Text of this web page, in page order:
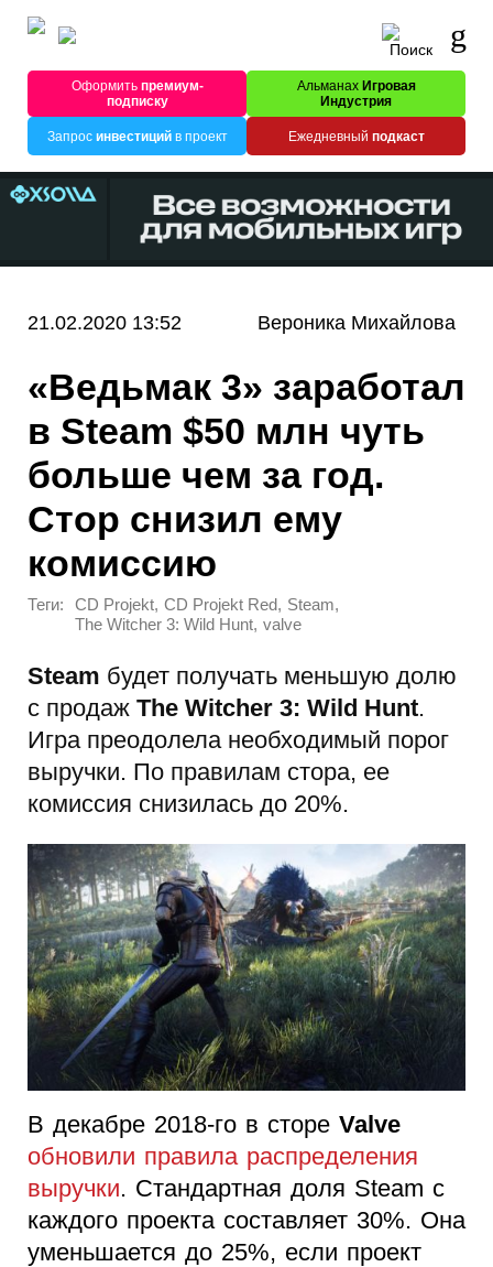
Оформитьпремиум-
подписку
Альманах Игровая
Индустрия
Запрос инвестицийв проект Ежедневный подкаст
21.02.2020 13:52 Вероника Михайлова
«Ведьмак 3» заработал
в Steam $50 млн чуть
больше чем за год.
Стор снизил ему
комиссию
Теги: CD Projekt, CD Projekt Red, Steam,
The Witcher 3: Wild Hunt, valve
Steam будет получать меньшую долю
с продаж The Witcher 3: Wild Hunt.
Игра преодолела необходимый порог
выручки. По правилам стора, ее
комиссия снизилась до 20%.
В декабре 2018-го в сторе Valve
обновили правила распределения
выручки. Стандартная доля Steam с
каждого проекта составляет 30%. Она
уменьшается до 25%, если проект